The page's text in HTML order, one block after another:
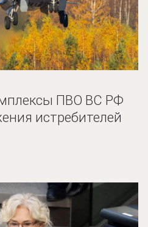
ПВО ВС РФ
истребителей